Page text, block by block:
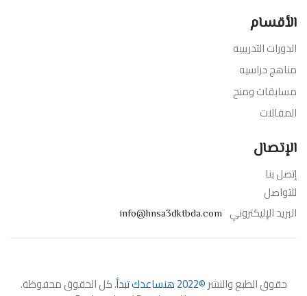
الأقسام
الدورات التدريبيه
مناهج دراسيه
مسابقات ومنح
المقالات
الإتصال
إتصل بنا
للتواصل
البريد الإليكتروني info@hnsa3dktbda.com
حقوق الطبع والنشر©2022 هنساعدك تبدأ . كل الحقوق محفوظة.